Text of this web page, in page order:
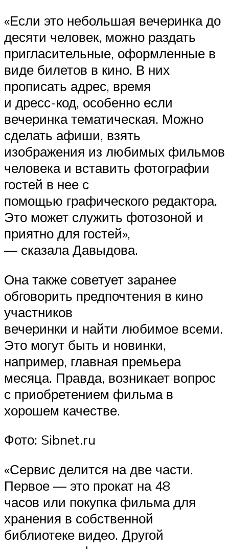
«Если это небольшая вечеринка до
десяти человек, можно раздать
пригласительные, оформленные в
виде билетов в кино. В них
прописать адрес, время
и дресс-код, особенно если
вечеринка тематическая. Можно
сделать афиши, взять
изображения из любимых фильмов
человека и вставить фотографии
гостей в нее с
помощью графического редактора.
Это может служить фотозоной и
приятно для гостей»,
— сказала Давыдова.
Она также советует заранее
обговорить предпочтения в кино
участников
вечеринки и найти любимое всеми.
Это могут быть и новинки,
например, главная премьера
месяца. Правда, возникает вопрос
с приобретением фильма в
хорошем качестве.
Фото: Sibnet.ru
«Сервис делится на две части.
Первое — это прокат на 48
часов или покупка фильма для
хранения в собственной
библиотеке видео. Другой